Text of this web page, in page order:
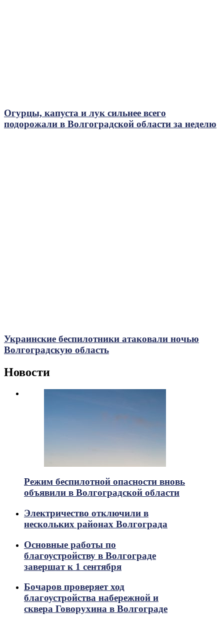
Огурцы, капуста и лук сильнее всего
подорожали в Волгоградской области за неделю
Украинские беспилотники атаковали ночью
Волгоградскую область
Новости
Режим беспилотной опасности вновь
объявили в Волгоградской области
Электричество отключили в
нескольких районах Волгограда
Основные работы по
благоустройству в Волгограде
завершат к 1 сентября
Бочаров проверяет ход
благоустройства набережной и
сквера Говорухина в Волгограде